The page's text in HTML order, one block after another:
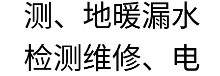
测、地暖漏水
检测维修、电